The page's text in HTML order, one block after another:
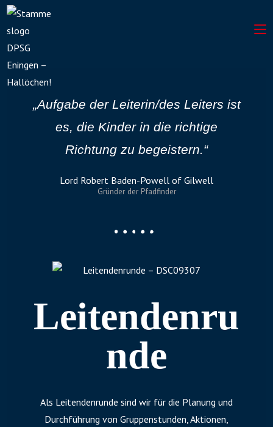
„Aufgabe der Leiterin/des Leiters ist
es, die Kinder in die richtige
Richtung zu begeistern.“
Lord Robert Baden-Powell of Gilwell
Gründer der Pfadfinder
Leitendenru
nde
Als Leitendenrunde sind wir für die Planung und
Durchführung von Gruppenstunden, Aktionen,